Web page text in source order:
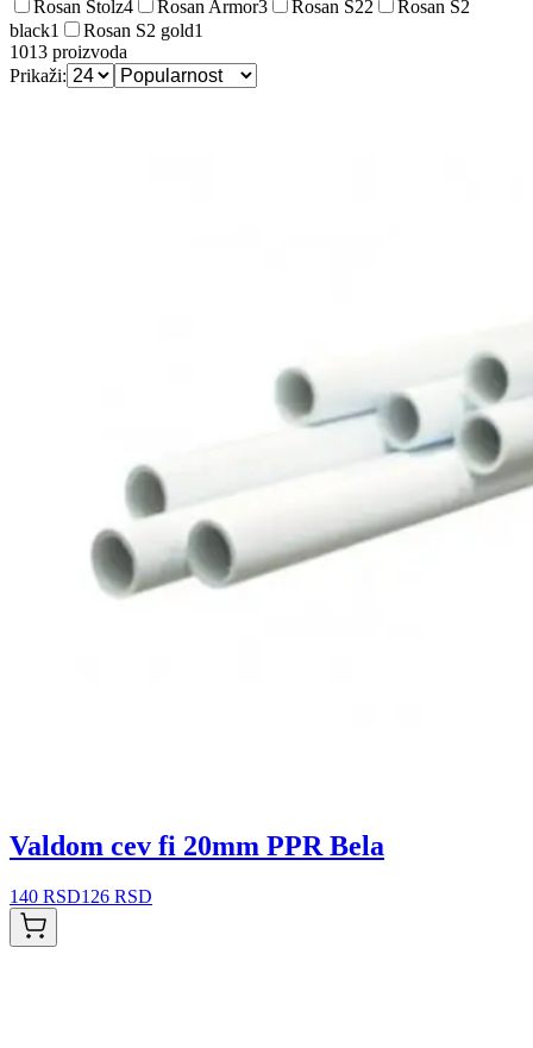
Rosan Stolz4 Rosan Armor3 Rosan S22
Rosan S2
black1 Rosan S2 gold1
1013 proizvoda
Prikaži:
Valdom cev fi 20mm PPR Bela
140 RSD126 RSD